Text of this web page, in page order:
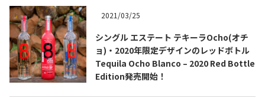
2021/03/25
シングル エステート テキーラOcho(オチ
ョ)・2020年限定デザインのレッドボトル
Tequila Ocho Blanco – 2020 Red Bottle
Edition発売開始！